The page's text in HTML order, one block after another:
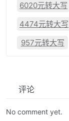
6020元转大写
4474元转大写
957元转大写
评论
No comment yet.